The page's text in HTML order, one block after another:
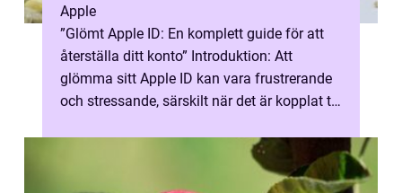
Apple
”Glömt Apple ID: En komplett guide för att
återställa ditt konto” Introduktion: Att
glömma sitt Apple ID kan vara frustrerande
och stressande, särskilt när det är kopplat till